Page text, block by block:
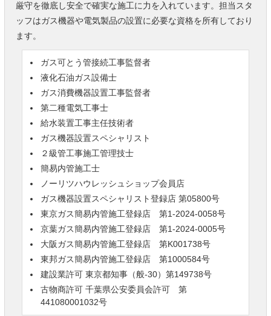
厳守を徹底し安全で確実な施工に力を入れています。担当スタ
ッフはガス機器や電気製品の設置に必要な資格を所有しており
ます。
ガス可とう管接続工事監督者
液化石油ガス設備士
ガス消費機器設置工事監督者
第二種電気工事士
給水装置工事主任技術者
ガス機器設置スペシャリスト
２級管工事施工管理技士
簡易内管施工士
ノーリツハウレッシュショップ会員店
ガス機器設置スペシャリスト登録店 第05800号
東京ガス簡易内管施工登録店 第1-2024-0058号
京葉ガス簡易内管施工登録店 第1-2024-0005号
大阪ガス簡易内管施工登録店 第K001738号
東邦ガス簡易内管施工登録店 第1000584号
建設業許可 東京都知事（般-30）第149738号
古物商許可 千葉県公安委員会許可 第
441080001032号